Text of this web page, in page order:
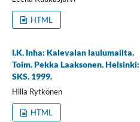
HTML
I.K. Inha: Kalevalan laulumailta.
Toim. Pekka Laaksonen. Helsinki:
SKS. 1999.
Hilla Rytkönen
HTML